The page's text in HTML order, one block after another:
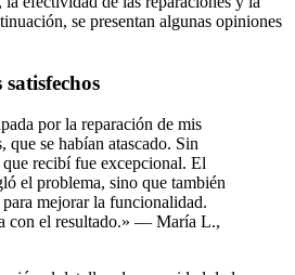
se presentan algunas opiniones
por la reparación de mis
que se habían atascado. Sin
recibí fue excepcional. El
el problema, sino que también
mejorar la funcionalidad.
con el resultado.» — María L.,